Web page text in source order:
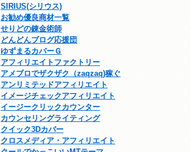
SIRIUS(シリウス)
お勧め優良商材一覧
せりどの錬金術師
どんどんブログ応援団
ゆずまるカバーＧ
アフィリエイトファクトリー
アメブロでザクザク（zaqzaq)稼ぐ
アンリミテッドアフィリエイト
イメージチェックアフィリエイト
イージークリックカウンター
カウンセリングライティング
クイック3Dカバー
クロスメディア・アフィリエイト